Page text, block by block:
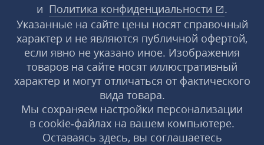
и Политика конфиденциальности
.
Указанные на сайте цены носят справочный
характер и не являются публичной офертой,
если явно не указано иное. Изображения
товаров на сайте носят иллюстративный
характер и могут отличаться от фактического
вида товара.
Мы сохраняем настройки персонализации
в cookie‑файлах на вашем компьютере.
Оставаясь здесь, вы соглашаетесь